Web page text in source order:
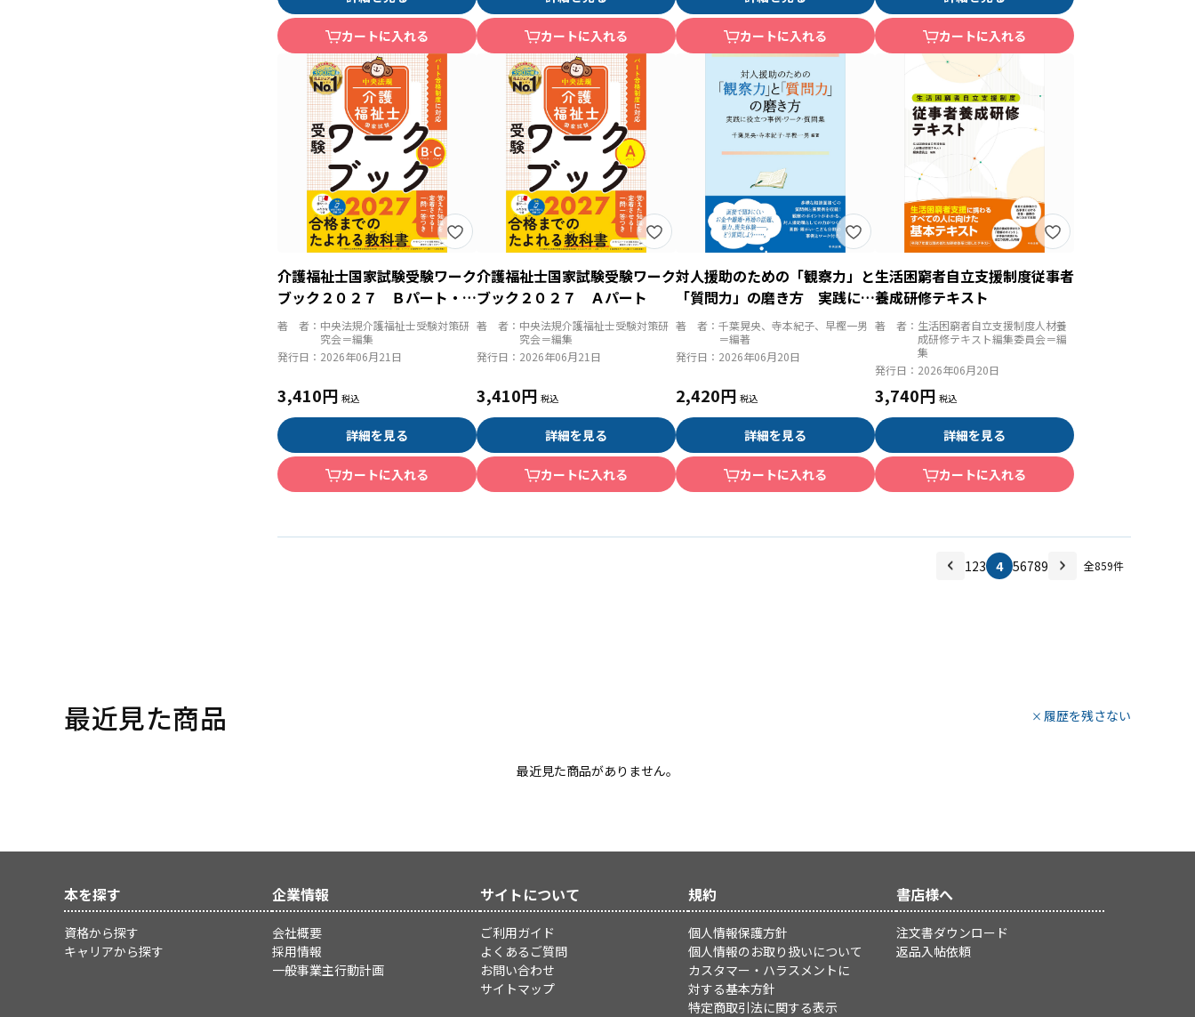
カートに入れる カートに入れる カートに入れる カートに入れる
介護福祉士国家試験受験ワーク
ブック２０２７ Ｂパート・Ｃ
パート
著 者： 中央法規介護福祉士受験対策研
究会＝編集
発行日： 2026年06月21日
3,410円
詳細を見る
カートに入れる
介護福祉士国家試験受験ワーク
ブック２０２７ Ａパート
著 者： 中央法規介護福祉士受験対策研
究会＝編集
発行日： 2026年06月21日
3,410円
詳細を見る
カートに入れる
対人援助のための「観察力」と
「質問力」の磨き方 実践に役
立つ事例・ワーク・質問集
著 者： 千葉晃央、寺本紀子、早樫一男
＝編著
発行日： 2026年06月20日
2,420円
詳細を見る
カートに入れる
生活困窮者自立支援制度従事者
養成研修テキスト
著 者： 生活困窮者自立支援制度人材養
成研修テキスト編集委員会＝編
集
発行日： 2026年06月20日
3,740円
詳細を見る
カートに入れる
123 4 56789 全859件
最近見た商品
最近見た商品がありません。
履歴を残さない
本を探す
資格から探す
キャリアから探す
企業情報
会社概要
採用情報
一般事業主行動計画
サイトについて
ご利用ガイド
よくあるご質問
お問い合わせ
サイトマップ
規約
個人情報保護方針
個人情報のお取り扱いについて
カスタマー・ハラスメントに
対する基本方針
特定商取引法に関する表示
書店様へ
注文書ダウンロード
返品入帖依頼